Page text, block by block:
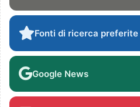
Fonti di ricerca preferite
Google News